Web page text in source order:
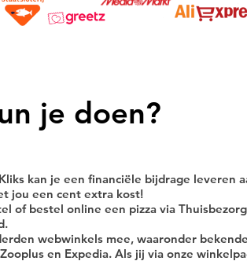
je doen?
kan je een financiële bijdrage leveren
jou een cent extra kost!
of bestel online een pizza via
webwinkels mee, waaronder
en Expedia. Als jij via onze